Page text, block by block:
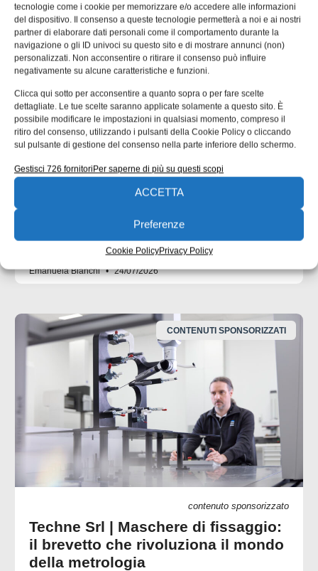
tecnologie come i cookie per memorizzare e/o accedere alle informazioni
del dispositivo. Il consenso a queste tecnologie permetterà a noi e ai nostri
partner di elaborare dati personali come il comportamento durante la
navigazione o gli ID univoci su questo sito e di mostrare annunci (non)
personalizzati. Non acconsentire o ritirare il consenso può influire
negativamente su alcune caratteristiche e funzioni.
Clicca qui sotto per acconsentire a quanto sopra o per fare scelte
dettagliate. Le tue scelte saranno applicate solamente a questo sito. È
possibile modificare le impostazioni in qualsiasi momento, compreso il
ritiro del consenso, utilizzando i pulsanti della Cookie Policy o cliccando
sul pulsante di gestione del consenso nella parte inferiore dello schermo.
Gestisci 726 fornitoriPer saperne di più su questi scopi
ACCETTA
Preferenze
Cookie PolicyPrivacy Policy
UNI EN 1090: il punto di contatto tra
progettazione ed esecuzione
Molte non conformità nascono da informazioni incomplete
dell’approfondimento inaugurato un mese fa ci
che collegano progettista, officina e coordinatore di
saldatura. Una quota rilevante delle non
Emanuela Bianchi 24/07/2026
CONTENUTI SPONSORIZZATI
contenuto sponsorizzato
Techne Srl | Maschere di fissaggio:
il brevetto che rivoluziona il mondo
della metrologia